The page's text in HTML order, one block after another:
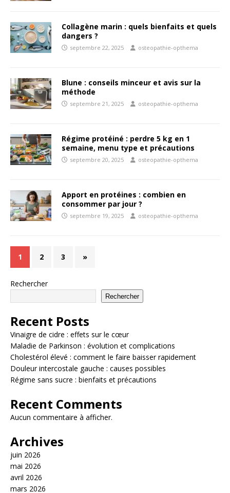
Collagène marin : quels bienfaits et quels
dangers ?
septembre 22, 2025 osteopathie-opthema
Blune : conseils minceur et avis sur la
méthode
septembre 21, 2025 osteopathie-opthema
Régime protéiné : perdre 5 kg en 1
semaine, menu type et précautions
septembre 20, 2025 osteopathie-opthema
Apport en protéines : combien en
consommer par jour ?
septembre 19, 2025 osteopathie-opthema
1 2 3 »
Rechercher
Rechercher
Recent Posts
Vinaigre de cidre : effets sur le cœur
Maladie de Parkinson : évolution et complications
Cholestérol élevé : comment le faire baisser rapidement
Douleur intercostale gauche : causes possibles
Régime sans sucre : bienfaits et précautions
Recent Comments
Aucun commentaire à afficher.
Archives
juin 2026
mai 2026
avril 2026
mars 2026